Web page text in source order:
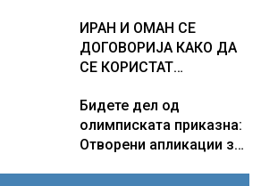
ИРАН И ОМАН СЕ
ДОГОВОРИЈА КАКО ДА
СЕ КОРИСТАТ
КОРИДОРИ ЗА
БРОДОВИТЕ НИЗ
ОРМУСКАТА ТЕСНИНА
Бидете дел од
олимписката приказна:
Отворени апликации за